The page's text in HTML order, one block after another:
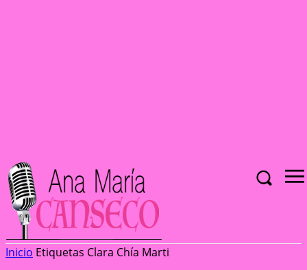
Inicio Etiquetas Clara Chía Marti